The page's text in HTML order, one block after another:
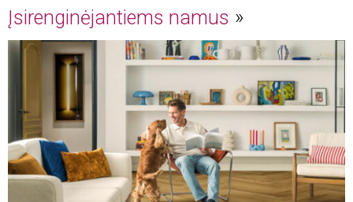
Įsirenginėjantiems namus